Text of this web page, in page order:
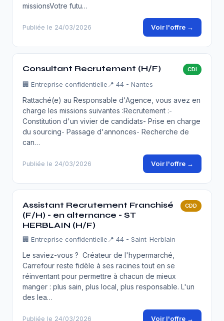
missionsVotre futu…
Publiée le 24/03/2026 Voir l'offre →
Consultant Recrutement (H/F) CDI
🏢 Entreprise confidentielle 📍 44 - Nantes
Rattaché(e) au Responsable d'Agence, vous avez en
charge les missions suivantes :Recrutement :-
Constitution d'un vivier de candidats- Prise en charge
du sourcing- Passage d'annonces- Recherche de
can…
Publiée le 24/03/2026 Voir l'offre →
Assistant Recrutement Franchisé
(F/H) - en alternance - ST
HERBLAIN (H/F)
CDD
🏢 Entreprise confidentielle 📍 44 - Saint-Herblain
Le saviez-vous ? Créateur de l'hypermarché,
Carrefour reste fidèle à ses racines tout en se
réinventant pour permettre à chacun de mieux
manger : plus sain, plus local, plus responsable. L'un
des lea…
Publiée le 24/03/2026 Voir l'offre →